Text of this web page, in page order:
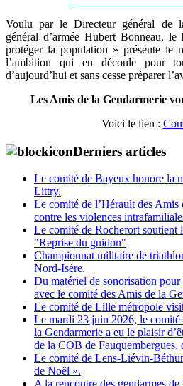
Voulu par le Directeur général de
général d’armée Hubert Bonneau,
protéger la population » présente le
l’ambition qui en découle pour
d’aujourd’hui et sans cesse préparer
Les Amis de la Gendarmerie
Voici le lien :
Derniers articles
Le comité de Bayeux honore la
Littry.
Le comité de l’Hérault des Amis
contre les violences
Le comité de Rochefort soutient
"Reprise du guidon"
Championnat militaire de
Nord-Isère.
Du matériel de sonorisation
avec le comité des Amis de la
Le comité de Lille métropole
Le mardi 23 juin 2026, le comité
la Gendarmerie a eu le plaisir
de la COB de Fauquembergues,
Le comité de Lens-Liévin-
de Noël ».